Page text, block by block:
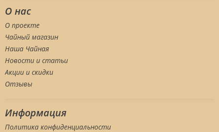
О нас
О проекте
Чайный магазин
Наша Чайная
Новости и статьи
Акции и скидки
Отзывы
Информация
Политика конфиденциальности